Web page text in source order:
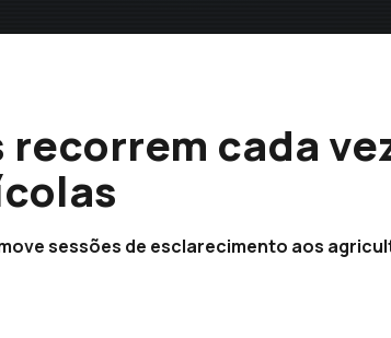
cada
sessões de esclarecimento aos